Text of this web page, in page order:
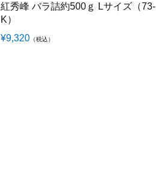
紅秀峰 バラ詰約500ｇ Lサイズ（73-
K）
¥9,320 （税込）